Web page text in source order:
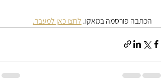
הכתבה פורסמה במאקו. לחצו כאן למעבר.